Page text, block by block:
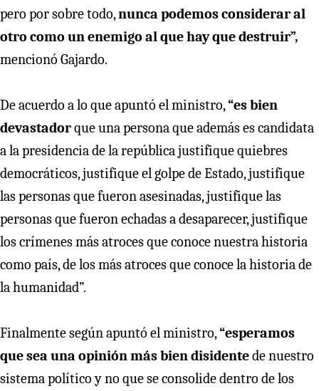
pero por sobre todo,nunca podemos considerar al
otro como un enemigo al que hay que destruir”,
mencionó Gajardo.
De acuerdo a lo que apuntó el ministro,“es bien
devastadorque una persona que además es candidata
a la presidencia de la república justifique quiebres
democráticos, justifique el golpe de Estado, justifique
las personas que fueron asesinadas, justifique las
personas que fueron echadas a desaparecer, justifique
los crímenes más atroces que conoce nuestra historia
como país, de los más atroces que conoce la historia de
la humanidad”.
Finalmente según apuntó el ministro,“esperamos
que sea una opinión más bien disidentede nuestro
sistema político y no que se consolide dentro de los